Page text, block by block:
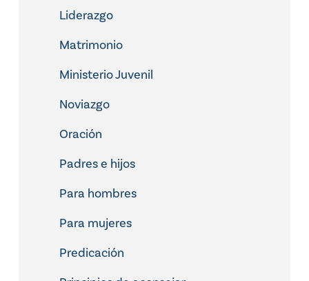
Liderazgo
Matrimonio
Ministerio Juvenil
Noviazgo
Oración
Padres e hijos
Para hombres
Para mujeres
Predicación